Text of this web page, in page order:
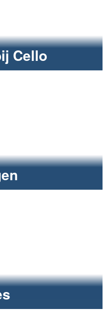
Cello
actie voor de
Cello in Rosmalen de